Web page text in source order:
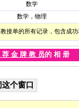
数学
数学，物理
单的所有记录，包含成功
荐 金 牌 教 员的 相 册